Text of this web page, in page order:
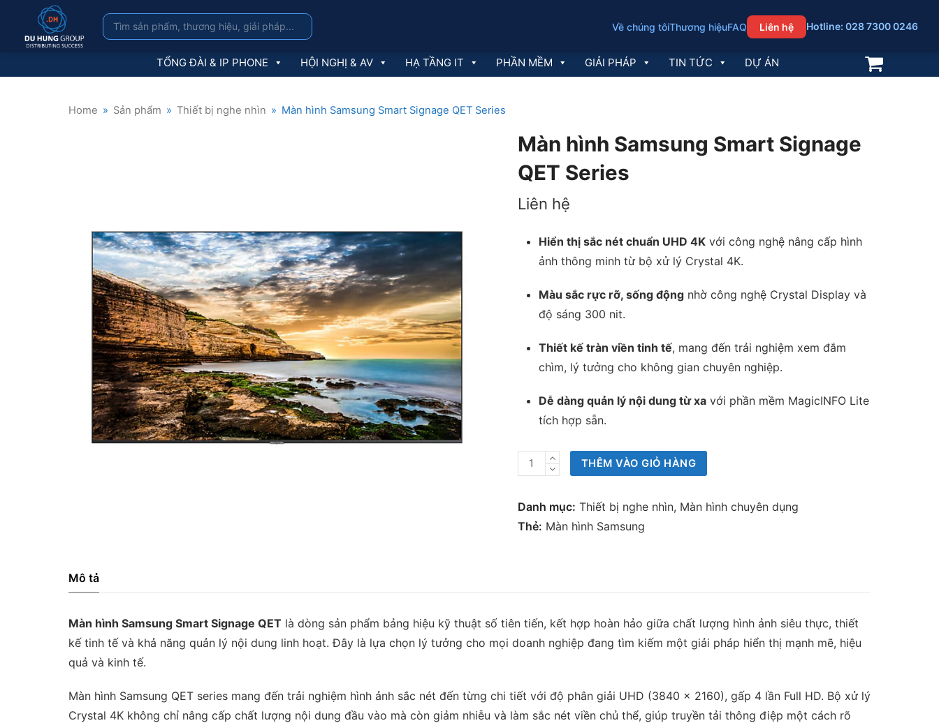
Về chúng tôiThương hiệuFAQ Liên hệ Hotline: 028 7300 0246
TỔNG ĐÀI & IP PHONE HỘI NGHỊ & AV HẠ TẦNG IT PHẦN MỀM GIẢI PHÁP TIN TỨC DỰ ÁN
Home » Sản phẩm » Thiết bị nghe nhìn » Màn hình Samsung Smart Signage QET Series
Màn hình Samsung Smart Signage
QET Series
Liên hệ
Hiển thị sắc nét chuẩn UHD 4Kvới công nghệ nâng cấp hình
ảnh thông minh từ bộ xử lý Crystal 4K.
Màu sắc rực rỡ, sống độngnhờ công nghệ Crystal Display và
độ sáng 300 nit.
Thiết kế tràn viền tinh tế, mang đến trải nghiệm xem đắm
chìm, lý tưởng cho không gian chuyên nghiệp.
Dễ dàng quản lý nội dung từ xavới phần mềm MagicINFO Lite
tích hợp sẵn.
Màn
hình
Samsung
Smart
lượng
THÊM VÀO GIỎ HÀNG
Danh mục: Thiết bị nghe nhìn, Màn hình chuyên dụng
Thẻ: Màn hình Samsung
Mô tả
Màn hình Samsung Smart Signage QET là dòng sản phẩm bảng hiệu kỹ thuật số tiên tiến, kết hợp hoàn hảo giữa chất lượng hình ảnh siêu thực, thiết
kế tinh tế và khả năng quản lý nội dung linh hoạt. Đây là lựa chọn lý tưởng cho mọi doanh nghiệp đang tìm kiếm một giải pháp hiển thị mạnh mẽ, hiệu
quả và kinh tế.
Màn hình Samsung QET series mang đến trải nghiệm hình ảnh sắc nét đến từng chi tiết với độ phân giải UHD (3840 x 2160), gấp 4 lần Full HD. Bộ xử lý
Crystal 4K không chỉ nâng cấp chất lượng nội dung đầu vào mà còn giảm nhiễu và làm sắc nét viền chủ thể, giúp truyền tải thông điệp một cách rõ